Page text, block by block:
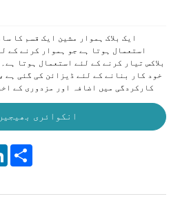
ایک بلاک ہموار مشین ایک قسم کا
استعمال ہوتا ہے جو ہموار کرنے کے
بلاکس تیار کرنے کے لئے استعمال ہوتا
خود کار بنانے کے لئے ڈیزائن کی گئی ہے
کارکردگی میں اضافہ اور مزدوری کے
انکوائری
LinkedIn